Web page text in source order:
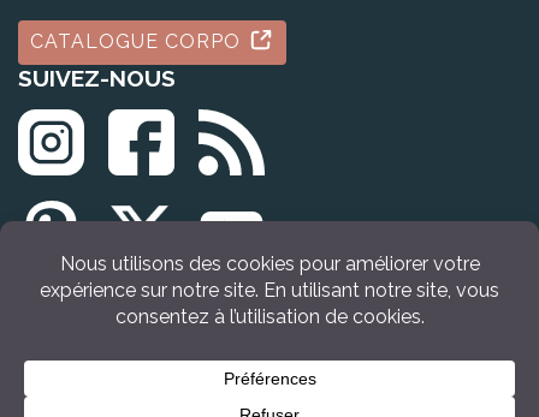
CATALOGUE CORPO
SUIVEZ-NOUS
© Tous droits réservés Idée Cadeau Québec (2009 - 2026)